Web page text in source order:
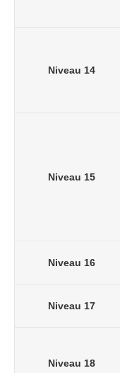
Niveau 14
Niveau 15
Niveau 16
Niveau 17
Niveau 18